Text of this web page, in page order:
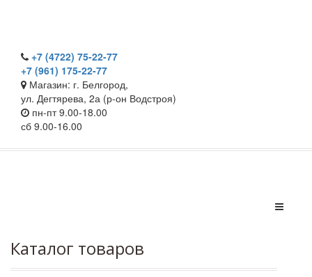
+7 (4722) 75-22-77
+7 (961) 175-22-77
Магазин: г. Белгород,
ул. Дегтярева, 2а (р-он Водстроя)
пн-пт 9.00-18.00
сб 9.00-16.00
Каталог товаров